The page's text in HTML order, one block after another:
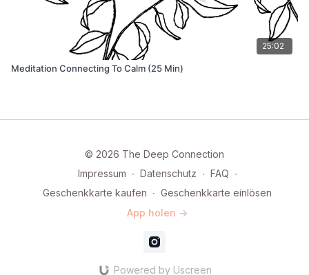
25:02
Meditation Connecting To Calm (25 Min)
© 2026 The Deep Connection
Impressum ∙ Datenschutz ∙ FAQ ∙
Geschenkkarte kaufen ∙ Geschenkkarte einlösen
App holen ->
Powered by Uscreen